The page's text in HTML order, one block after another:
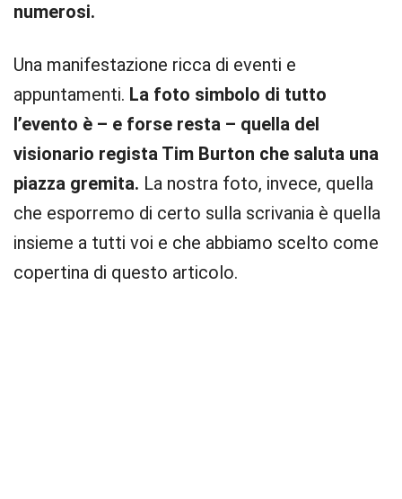
numerosi.
Una manifestazione ricca di eventi e
appuntamenti. La foto simbolo di tutto
l’evento è – e forse resta – quella del
visionario regista Tim Burton che saluta una
piazza gremita. La nostra foto, invece, quella
che esporremo di certo sulla scrivania è quella
insieme a tutti voi e che abbiamo scelto come
copertina di questo articolo.